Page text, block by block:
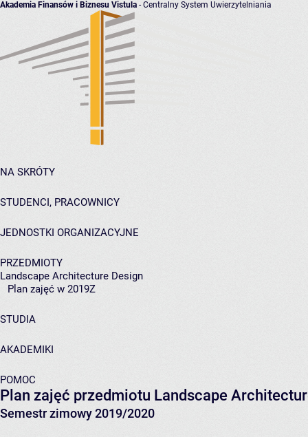
Akademia Finansów i Biznesu Vistula - Centralny System Uwierzytelniania
NA SKRÓTY
STUDENCI, PRACOWNICY
JEDNOSTKI ORGANIZACYJNE
PRZEDMIOTY
Landscape Architecture Design
Plan zajęć w 2019Z
STUDIA
AKADEMIKI
POMOC
Plan zajęć przedmiotu Landscape
Semestr zimowy 2019/2020